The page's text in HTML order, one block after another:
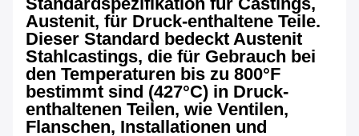
Austenit, für Druck-enthaltene Teile.
Dieser Standard bedeckt Austenit
Stahlcastings, die für Gebrauch bei
den Temperaturen bis zu 800°F
bestimmt sind (427°C) in Druck-
enthaltenen Teilen, wie Ventilen,
Flanschen, Installationen und